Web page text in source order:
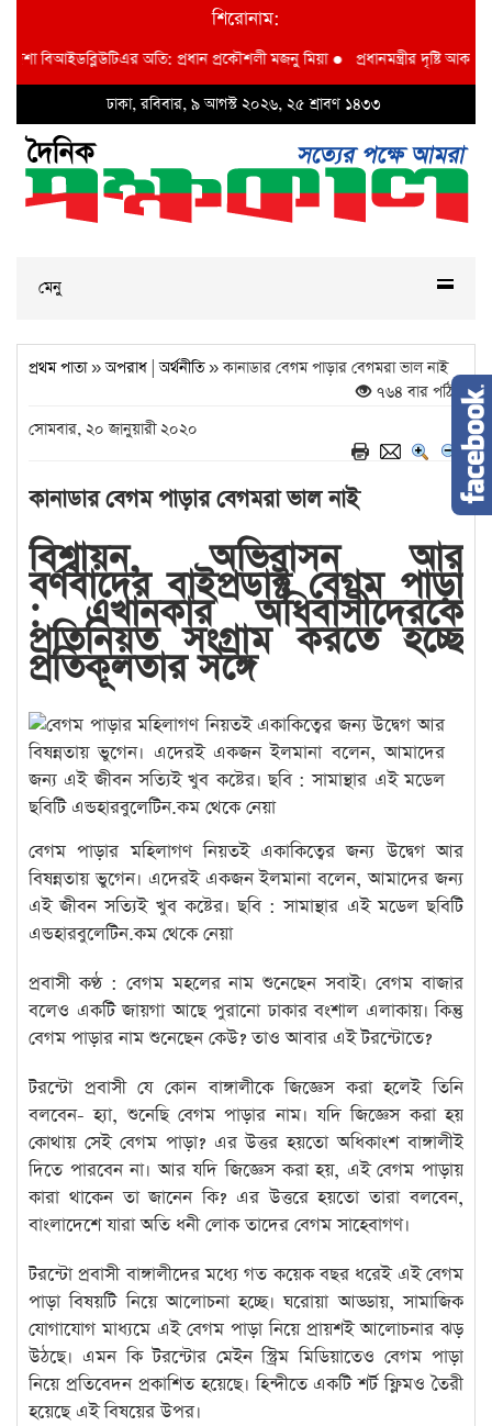
শিরোনাম:
প্রকৌশলী মজনু মিয়া●প্রধানমন্ত্রীর দৃষ্টি আকর্ষণ বি আই ডব্লুভিইউ-তে দুর্নীতির
ঢাকা, রবিবার, ৯ আগস্ট ২০২৬, ২৫ শ্রাবণ ১৪৩৩
মেনু
প্রথম পাতা»অপরাধ |অর্থনীতি» কানাডার বেগম পাড়ার বেগমরা ভাল নাই
৭৬৪ বার পঠিত
সোমবার, ২০ জানুয়ারী ২০২০
কানাডার বেগম পাড়ার বেগমরা ভাল নাই
বিশ্বায়ন, অভিবাসন আর
বর্ণবাদের বাইপ্রডাক্ট বেগম পাড়া
: এখানকার অধিবাসীদেরকে
প্রতিনিয়ত সংগ্রাম করতে হচ্ছে
প্রতিকূলতার সঙ্গে
বেগম পাড়ার মহিলাগণ নিয়তই একাকিত্বের জন্য উদ্বেগ আর
বিষন্নতায় ভুগেন। এদেরই একজন ইলমানা বলেন, আমাদের জন্য
এই জীবন সত্যিই খুব কষ্টের। ছবি : সামান্থার এই মডেল ছবিটি
এন্ডহারবুলেটিন.কম থেকে নেয়া
প্রবাসী কণ্ঠ : বেগম মহলের নাম শুনেছেন সবাই। বেগম বাজার
বলেও একটি জায়গা আছে পুরানো ঢাকার বংশাল এলাকায়। কিন্তু
বেগম পাড়ার নাম শুনেছেন কেউ? তাও আবার এই টরন্টোতে?
টরন্টো প্রবাসী যে কোন বাঙ্গালীকে জিজ্ঞেস করা হলেই তিনি
বলবেন- হ্যা, শুনেছি বেগম পাড়ার নাম। যদি জিজ্ঞেস করা হয়
কোথায় সেই বেগম পাড়া? এর উত্তর হয়তো অধিকাংশ বাঙ্গালীই
দিতে পারবেন না। আর যদি জিজ্ঞেস করা হয়, এই বেগম পাড়ায়
কারা থাকেন তা জানেন কি? এর উত্তরে হয়তো তারা বলবেন,
বাংলাদেশে যারা অতি ধনী লোক তাদের বেগম সাহেবাগণ।
টরন্টো প্রবাসী বাঙ্গালীদের মধ্যে গত কয়েক বছর ধরেই এই বেগম
পাড়া বিষয়টি নিয়ে আলোচনা হচ্ছে। ঘরোয়া আড্ডায়, সামাজিক
যোগাযোগ মাধ্যমে এই বেগম পাড়া নিয়ে প্রায়শই আলোচনার ঝড়
উঠছে। এমন কি টরন্টোর মেইন স্ট্রিম মিডিয়াতেও বেগম পাড়া
নিয়ে প্রতিবেদন প্রকাশিত হয়েছে। হিন্দীতে একটি শর্ট ফ্লিমও তৈরী
হয়েছে এই বিষয়ের উপর।